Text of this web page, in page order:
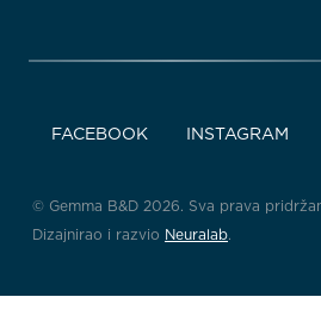
FACEBOOK INSTAGRAM
© Gemma B&D 2026. Sva prava
Dizajnirao i razvio Neuralab.